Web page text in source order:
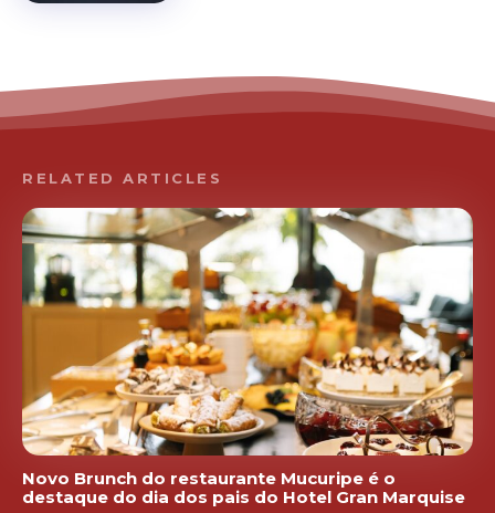
RELATED ARTICLES
Novo Brunch do restaurante Mucuripe é o
destaque do dia dos pais do Hotel Gran Marquise